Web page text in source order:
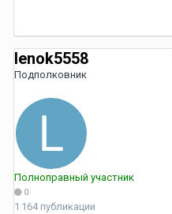
lenok5558
Подполковник
Полноправный участник
0
1 164 публикации